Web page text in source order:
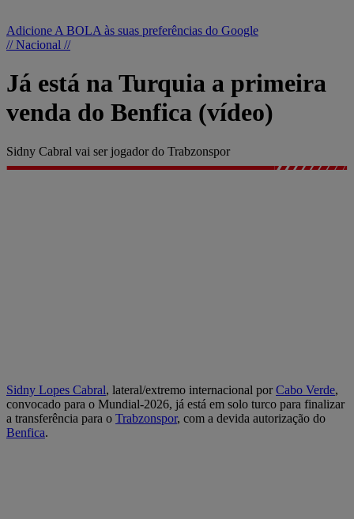
Adicione A BOLA às suas preferências do Google
// Nacional //
Já está na Turquia a primeira
venda do Benfica (vídeo)
Sidny Cabral vai ser jogador do Trabzonspor
Sidny Lopes Cabral, lateral/extremo internacional porCabo Verde,
convocado para o Mundial-2026, já está em solo turco para finalizar
a transferência para o Trabzonspor, com a devida autorização do
Benfica.